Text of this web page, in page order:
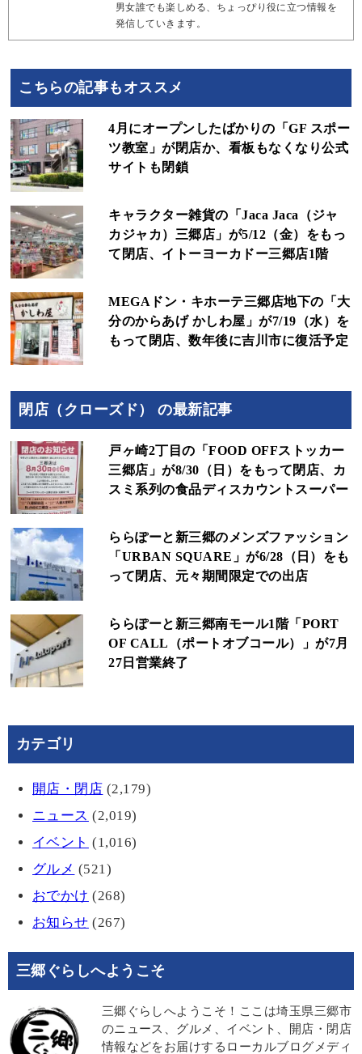
男女誰でも楽しめる、ちょっぴり役に立つ情報を
発信していきます。
こちらの記事もオススメ
4月にオープンしたばかりの「GF スポー
ツ教室」が閉店か、看板もなくなり公式
サイトも閉鎖
キャラクター雑貨の「Jaca Jaca（ジャ
カジャカ）三郷店」が5/12（金）をもっ
て閉店、イトーヨーカドー三郷店1階
MEGAドン・キホーテ三郷店地下の「大
分のからあげ かしわ屋」が7/19（水）を
もって閉店、数年後に吉川市に復活予定
閉店（クローズド） の最新記事
戸ヶ崎2丁目の「FOOD OFFストッカー
三郷店」が8/30（日）をもって閉店、カ
スミ系列の食品ディスカウントスーパー
ららぽーと新三郷のメンズファッション
「URBAN SQUARE」が6/28（日）をも
って閉店、元々期間限定での出店
ららぽーと新三郷南モール1階「PORT
OF CALL（ポートオブコール）」が7月
27日営業終了
カテゴリ
開店・閉店 (2,179)
ニュース (2,019)
イベント (1,016)
グルメ (521)
おでかけ (268)
お知らせ (267)
三郷ぐらしへようこそ
三郷ぐらしへようこそ！ここは埼玉県三郷市
のニュース、グルメ、イベント、開店・閉店
情報などをお届けするローカルブログメディ